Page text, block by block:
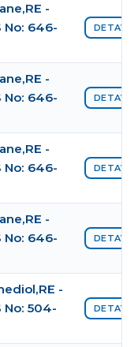
-
No: 646-
DETAYI
-
No: 646-
DETAYI
-
No: 646-
DETAYI
-
No: 646-
DETAYI
-
No: 504-
DETAYI